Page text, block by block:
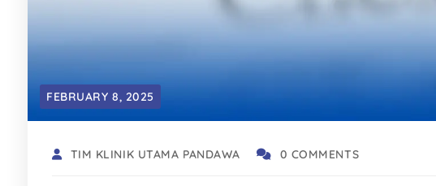
FEBRUARY 8, 2025
TIM KLINIK UTAMA PANDAWA 0 COMMENTS